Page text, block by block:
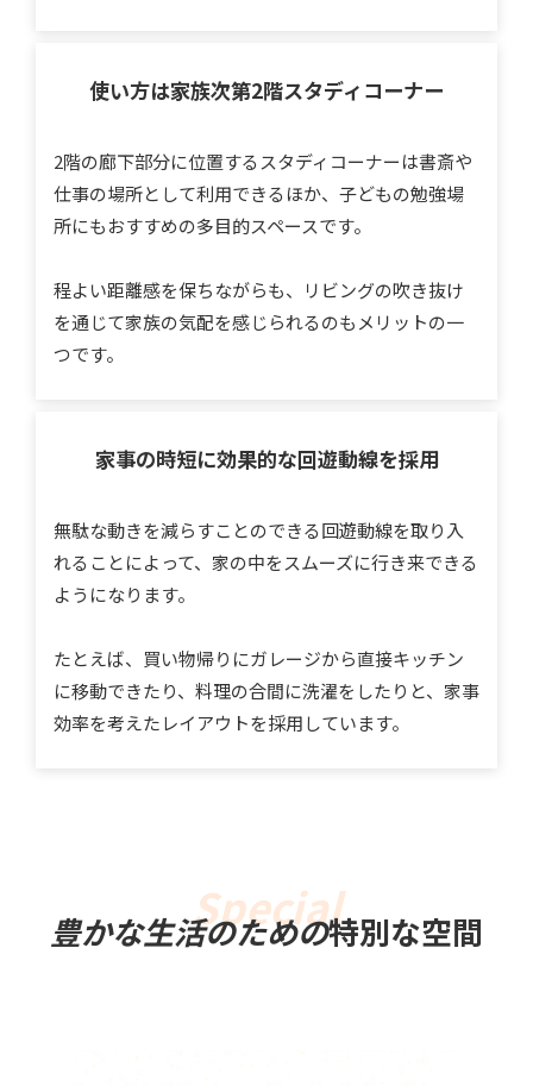
使い方は家族次第2階スタディコーナー
2階の廊下部分に位置するスタディコーナーは書斎や
仕事の場所として利用できるほか、子どもの勉強場
所にもおすすめの多目的スペースです。
程よい距離感を保ちながらも、リビングの吹き抜け
を通じて家族の気配を感じられるのもメリットの一
つです。
家事の時短に効果的な回遊動線を採用
無駄な動きを減らすことのできる回遊動線を取り入
れることによって、家の中をスムーズに行き来できる
ようになります。
たとえば、買い物帰りにガレージから直接キッチン
に移動できたり、料理の合間に洗濯をしたりと、家事
効率を考えたレイアウトを採用しています。
豊かな生活のための特別な空間